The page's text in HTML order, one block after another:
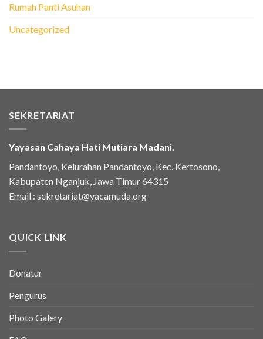
Rumah Panti Asuhan
Uncategorized
SEKRETARIAT
Yayasan Cahaya Hati Mutiara Madani.
Pandantoyo, Kelurahan Pandantoyo, Kec. Kertosono,
Kabupaten Nganjuk, Jawa Timur 64315
Email : sekretariat@yacamuda.org
QUICK LINK
Donatur
Pengurus
Photo Galery